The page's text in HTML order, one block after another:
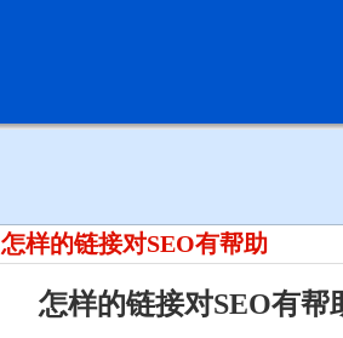
怎样的链接对SEO有帮助
怎样的链接对SEO有帮